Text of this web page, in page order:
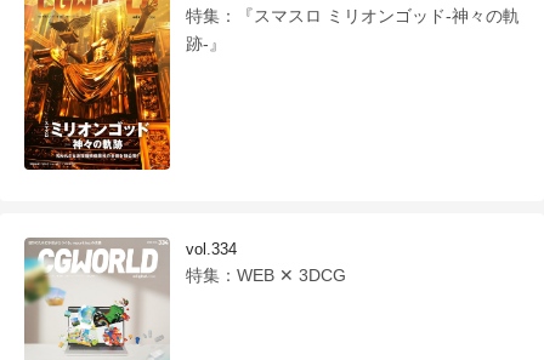
特集：『スマスロ ミリオンゴッド-神々の軌
跡-』
vol.334
特集：WEB ✕ 3DCG